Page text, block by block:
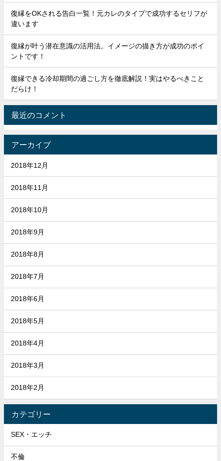
復縁をOKされる告白一覧！元カレのタイプで成功するセリフが
違います
復縁が叶う潜在意識の活用法。イメージの描き方が成功のポイ
ントです！
復縁できる冷却期間の過ごし方を徹底解説！実はやるべきこと
だらけ！
最近のコメント
アーカイブ
2018年12月
2018年11月
2018年10月
2018年9月
2018年8月
2018年7月
2018年6月
2018年5月
2018年4月
2018年3月
2018年2月
カテゴリー
SEX・エッチ
不倫